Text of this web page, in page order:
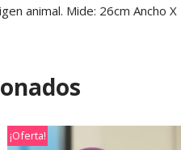
animal. Mide: 26cm Ancho X
¡Oferta!